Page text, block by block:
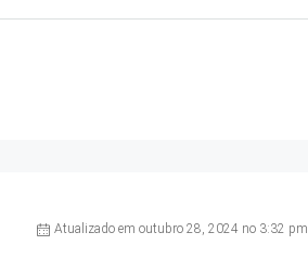
Atualizado em outubro 28, 2024 no 3:32 pm